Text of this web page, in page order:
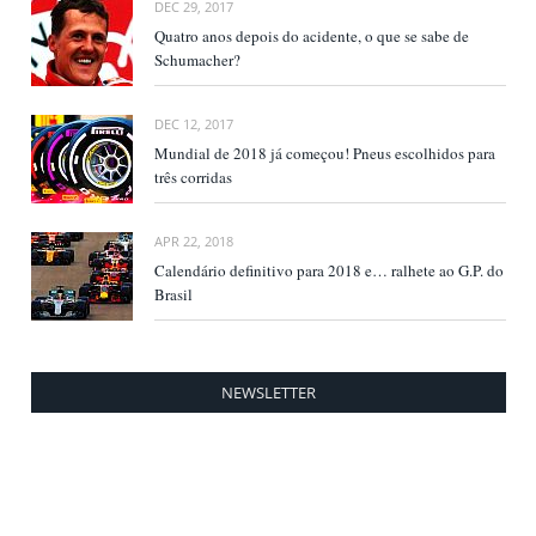
DEC 29, 2017
Quatro anos depois do acidente, o que se sabe de
Schumacher?
DEC 12, 2017
Mundial de 2018 já começou! Pneus escolhidos para
três corridas
APR 22, 2018
Calendário definitivo para 2018 e… ralhete ao G.P. do
Brasil
NEWSLETTER